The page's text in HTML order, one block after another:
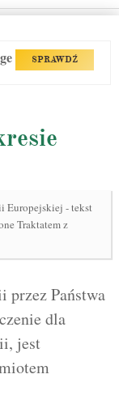
SPRAWDŹ
Europejskiej - tekst
Traktatem z
przez Państwa
dla
jest